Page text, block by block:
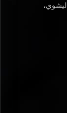
ليشوي،